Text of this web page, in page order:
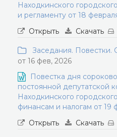
Находкинского
и регламенту от 18
Открыть
Скачать
Заседания. Повестки.
от 16 фев, 2026
Повестка дня
постоянной депутатской
Находкинского
финансам и налогам от 19
Открыть
Скачать